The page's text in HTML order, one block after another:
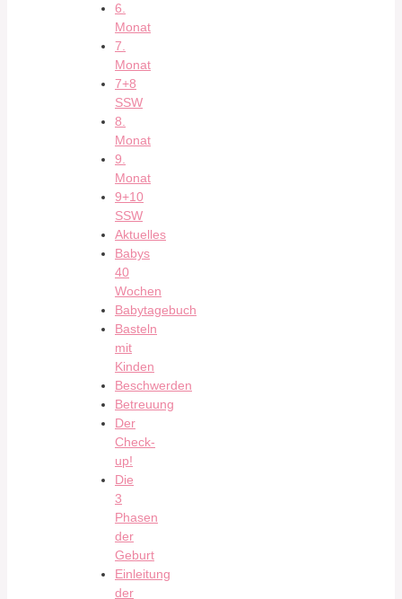
6.
Monat
7.
Monat
7+8
SSW
8.
Monat
9.
Monat
9+10
SSW
Aktuelles
Babys
40
Wochen
Babytagebuch
Basteln
mit
Kinden
Beschwerden
Betreuung
Der
Check-
up!
Die
3
Phasen
der
Geburt
Einleitung
der